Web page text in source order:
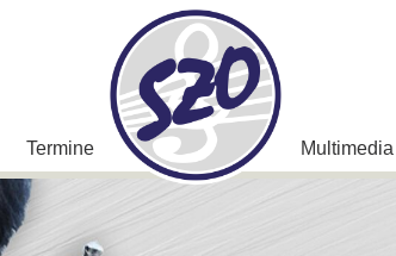
Termine Multimedia